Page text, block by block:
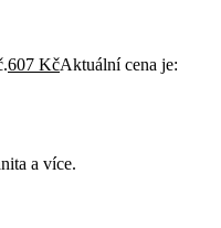
607 KčAktuální cena je:
a více.